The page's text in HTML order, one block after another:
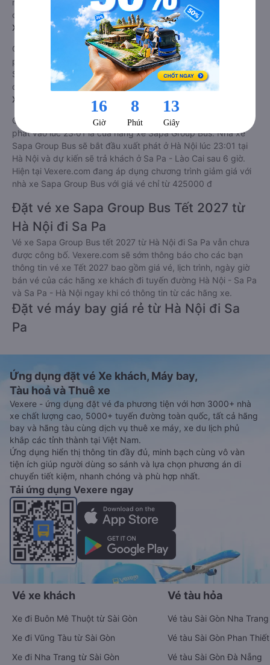
như: Đang cập nhật. Mỗi ngày nhà xe Sapa Group Bus có 4
chuyến xe đi Hà Nội đi Sa Pa - Lào Cai.
Xe Sapa Group Bus đi Sa Pa - Lào Cai sớm nhất ?
Chuyến xe Sapa Group Bus sớm nhất đi Sa Pa - Lào Cai xuất
phát vào lúc 06:45 là của hãng xe Sapa Group Bus. Nhà xe
Sapa Group Bus sẽ bắt đầu xuất phát ở Hà Nội lúc 06:45 và
dự kiến sẽ trả khách ở Sa Pa - Lào Cai sau 6 giờ.
Xe Sapa Group Bus đi Sa Pa - Lào Cai trễ nhất ?
Chuyến xe Sapa Group Bus trễ nhất đi Sa Pa - Lào Cai xuất
phát vào lúc 23:01 là của hãng xe Sapa Group Bus. Nhà xe
Sapa Group Bus sẽ bắt đầu xuất phát ở Hà Nội lúc 23:01 tại
Hà Nội và dự kiến sẽ trả khách ở Sa Pa - Lào Cai sau 6 giờ.
Hiện tại Vexere.com đang áp dụng chương trình giảm giá với
nhà xe Sapa Group Bus với giá vé chỉ từ 425000 đ
Đặt vé xe Sapa Group Bus Tết 2027 từ
Hà Nội đi Sa Pa
Vé xe Sapa Group Bus tết 2027 từ Hà Nội đi Sa Pa vẫn chưa
được công bố. Vexere.com sẽ sớm thông báo cho các bạn
thông tin vé xe Tết 2027 bao gồm giá vé, lịch trình, ngày giờ
bán vé của các hãng xe khách đi tuyến đường Hà Nội - Sa Pa
và Sa Pa - Hà Nội ngay khi có thông tin từ các hãng xe.
Đặt vé máy bay giá rẻ từ Hà Nội đi Sa
Pa
Ứng dụng đặt vé Xe khách, Máy bay,
Tàu hoả và Thuê xe
Vexere - ứng dụng đặt vé đa phương tiện với hơn 3000+ nhà
xe chất lượng cao, 5000+ tuyến đường toàn quốc, tất cả hãng
bay và hãng tàu cùng dịch vụ thuê xe máy, xe du lịch phủ
khắp các tỉnh thành tại Việt Nam.
Ứng dụng hiển thị thông tin đầy đủ, minh bạch cùng vô vàn
tiện ích giúp người dùng so sánh và lựa chọn phương án di
chuyển tiết kiệm, nhanh chóng và phù hợp nhất.
Tải ứng dụng Vexere ngay
Vé xe khách
Xe đi Buôn Mê Thuột từ Sài Gòn
Xe đi Vũng Tàu từ Sài Gòn
Xe đi Nha Trang từ Sài Gòn
Vé tàu hỏa
Vé tàu Sài Gòn Nha Trang
Vé tàu Sài Gòn Phan Thiết
Vé tàu Sài Gòn Đà Nẵng